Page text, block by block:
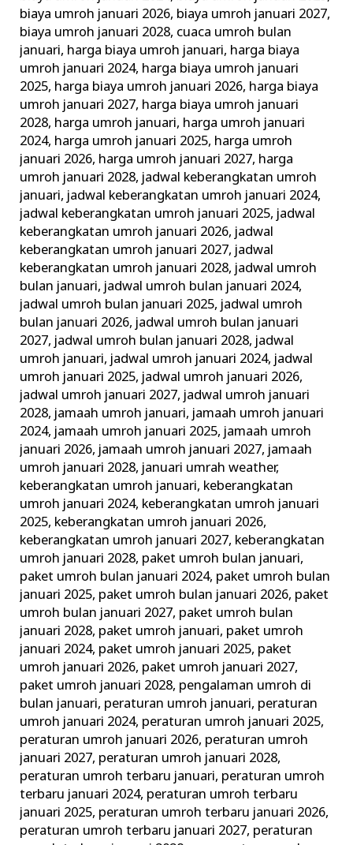
biaya umroh januari 2026, biaya umroh januari 2027,
biaya umroh januari 2028, cuaca umroh bulan
januari, harga biaya umroh januari, harga biaya
umroh januari 2024, harga biaya umroh januari
2025, harga biaya umroh januari 2026, harga biaya
umroh januari 2027, harga biaya umroh januari
2028, harga umroh januari, harga umroh januari
2024, harga umroh januari 2025, harga umroh
januari 2026, harga umroh januari 2027, harga
umroh januari 2028, jadwal keberangkatan umroh
januari, jadwal keberangkatan umroh januari 2024,
jadwal keberangkatan umroh januari 2025, jadwal
keberangkatan umroh januari 2026, jadwal
keberangkatan umroh januari 2027, jadwal
keberangkatan umroh januari 2028, jadwal umroh
bulan januari, jadwal umroh bulan januari 2024,
jadwal umroh bulan januari 2025, jadwal umroh
bulan januari 2026, jadwal umroh bulan januari
2027, jadwal umroh bulan januari 2028, jadwal
umroh januari, jadwal umroh januari 2024, jadwal
umroh januari 2025, jadwal umroh januari 2026,
jadwal umroh januari 2027, jadwal umroh januari
2028, jamaah umroh januari, jamaah umroh januari
2024, jamaah umroh januari 2025, jamaah umroh
januari 2026, jamaah umroh januari 2027, jamaah
umroh januari 2028, januari umrah weather,
keberangkatan umroh januari, keberangkatan
umroh januari 2024, keberangkatan umroh januari
2025, keberangkatan umroh januari 2026,
keberangkatan umroh januari 2027, keberangkatan
umroh januari 2028, paket umroh bulan januari,
paket umroh bulan januari 2024, paket umroh bulan
januari 2025, paket umroh bulan januari 2026, paket
umroh bulan januari 2027, paket umroh bulan
januari 2028, paket umroh januari, paket umroh
januari 2024, paket umroh januari 2025, paket
umroh januari 2026, paket umroh januari 2027,
paket umroh januari 2028, pengalaman umroh di
bulan januari, peraturan umroh januari, peraturan
umroh januari 2024, peraturan umroh januari 2025,
peraturan umroh januari 2026, peraturan umroh
januari 2027, peraturan umroh januari 2028,
peraturan umroh terbaru januari, peraturan umroh
terbaru januari 2024, peraturan umroh terbaru
januari 2025, peraturan umroh terbaru januari 2026,
peraturan umroh terbaru januari 2027, peraturan